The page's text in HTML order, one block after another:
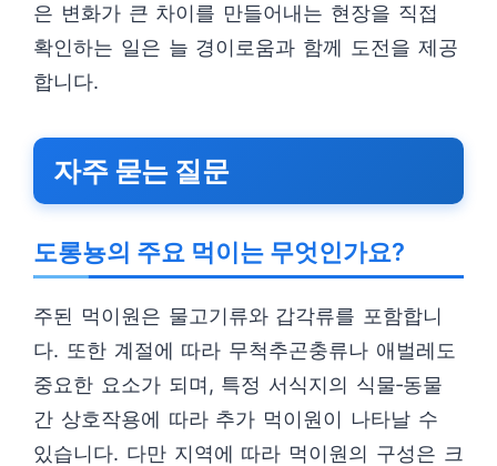
은 변화가 큰 차이를 만들어내는 현장을 직접
확인하는 일은 늘 경이로움과 함께 도전을 제공
합니다.
자주 묻는 질문
도롱뇽의 주요 먹이는 무엇인가요?
주된 먹이원은 물고기류와 갑각류를 포함합니
다. 또한 계절에 따라 무척추곤충류나 애벌레도
중요한 요소가 되며, 특정 서식지의 식물‑동물
간 상호작용에 따라 추가 먹이원이 나타날 수
있습니다. 다만 지역에 따라 먹이원의 구성은 크